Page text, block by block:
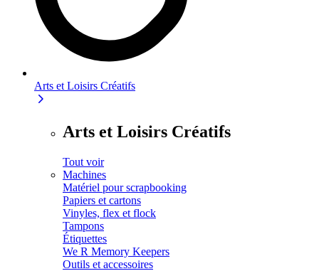
Arts et Loisirs Créatifs
Arts et Loisirs Créatifs
Tout voir
Machines
Matériel pour scrapbooking
Papiers et cartons
Vinyles, flex et flock
Tampons
Étiquettes
We R Memory Keepers
Outils et accessoires